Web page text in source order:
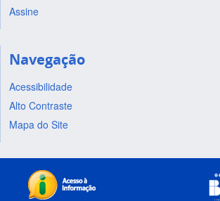
Assine
Navegação
Acessibilidade
Alto Contraste
Mapa do Site